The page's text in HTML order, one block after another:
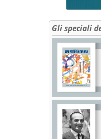
Gli speciali